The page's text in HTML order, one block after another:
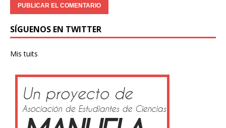
SÍGUENOS EN TWITTER
Mis tuits